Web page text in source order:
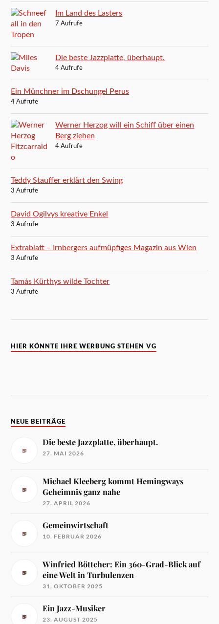
Im Land des Lasters
7 Aufrufe
Die beste Jazzplatte, überhaupt.
4 Aufrufe
Ein Münchner im Dschungel Perus
4 Aufrufe
Werner Herzog will ein Schiff über einen
Berg ziehen
4 Aufrufe
Teddy Stauffer erklärt den Swing
3 Aufrufe
David Ogilvys kreative Enkel
3 Aufrufe
Extrablatt – Irnbergers aufmüpfiges Magazin aus Wien
3 Aufrufe
Tamás Kürthys wilde Tochter
3 Aufrufe
HIER KÖNNTE IHRE WERBUNG STEHEN VG
NEUE BEITRÄGE
Die beste Jazzplatte, überhaupt.
27. MAI 2026
Michael Kleeberg kommt Hemingways
Geheimnis ganz nahe
27. APRIL 2026
Gemeinwirtschaft
10. FEBRUAR 2026
Winfried Böttcher: Ein 360-Grad-Blick auf
eine Welt in Turbulenzen
31. OKTOBER 2025
Ein Jazz-Musiker
23. AUGUST 2025